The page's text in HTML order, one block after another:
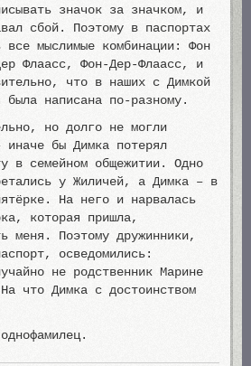
значок за значком, и
сбой. Поэтому в паспортах
все мыслимые комбинации: Фон
Флаасс, Фон-Дер-Флаасс, и
что в наших с Димкой
была написана по-разному.
но долго не могли
иначе бы Димка потерял
в семейном общежитии. Одно
у Жиличей, а Димка – в
На него и нарвалась
которая пришла,
меня. Поэтому дружинники,
осведомились:
не родственник Марине
что Димка с достоинством